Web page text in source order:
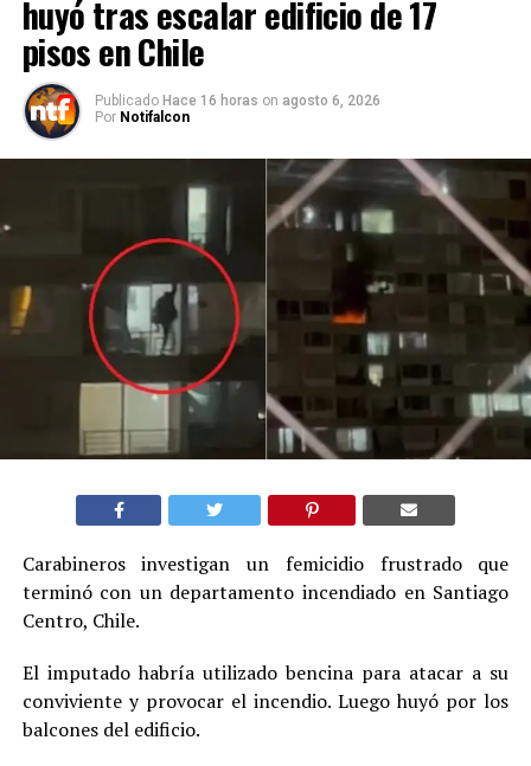
huyó tras escalar edificio de 17
pisos en Chile
Publicado Hace 16 horas on agosto 6, 2026
Por Notifalcon
Carabineros investigan un femicidio frustrado que
terminó con un departamento incendiado en Santiago
Centro, Chile.
El imputado habría utilizado bencina para atacar a su
conviviente y provocar el incendio. Luego huyó por los
balcones del edificio.